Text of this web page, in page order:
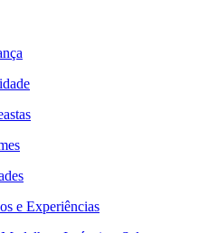
e Experiências